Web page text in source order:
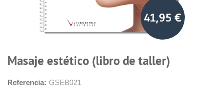
41,95 €
Masaje estético (libro de taller)
Referencia: GSEB021